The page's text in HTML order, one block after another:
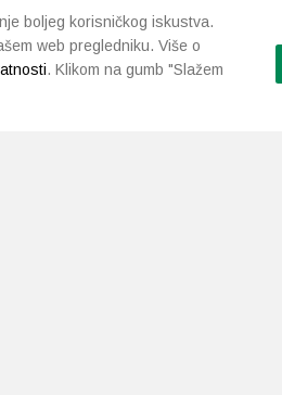
boljeg korisničkog iskustva.
web pregledniku. Više o
. Klikom na gumb "Slažem